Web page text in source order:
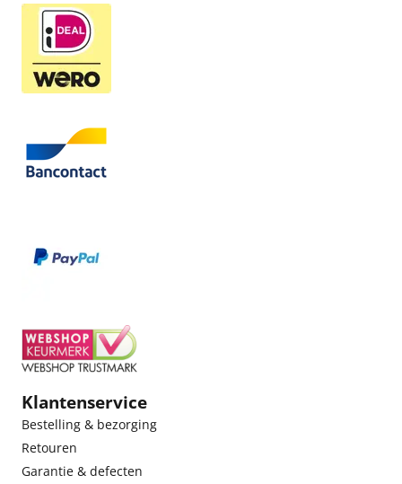
Klantenservice
Bestelling & bezorging
Retouren
Garantie & defecten